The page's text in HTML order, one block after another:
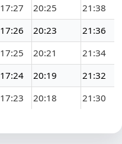
17:27 20:25
21:38
17:26 20:23
21:36
17:25 20:21
21:34
17:24 20:19
21:32
17:23 20:18 21:30